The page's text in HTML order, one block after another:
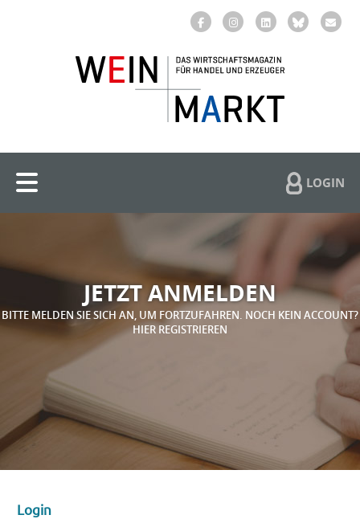
LOGIN
JETZT ANMELDEN
BITTE MELDEN SIE SICH AN, UM FORTZUFAHREN. NOCH KEIN ACCOUNT?
HIER REGISTRIEREN
Login